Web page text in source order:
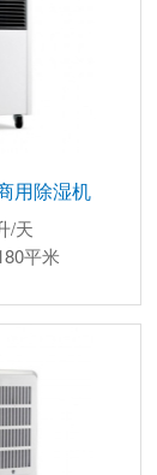
用除湿机
/天
平米